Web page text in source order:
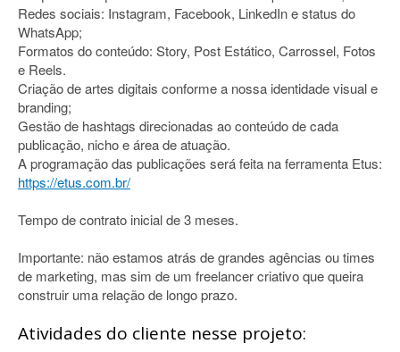
Redes sociais: Instagram, Facebook, LinkedIn e status do
WhatsApp;
Formatos do conteúdo: Story, Post Estático, Carrossel, Fotos
e Reels.
Criação de artes digitais conforme a nossa identidade visual e
branding;
Gestão de hashtags direcionadas ao conteúdo de cada
publicação, nicho e área de atuação.
A programação das publicações será feita na ferramenta Etus:
https://etus.com.br/
Tempo de contrato inicial de 3 meses.
Importante: não estamos atrás de grandes agências ou times
de marketing, mas sim de um freelancer criativo que queira
construir uma relação de longo prazo.
Atividades do cliente nesse projeto: